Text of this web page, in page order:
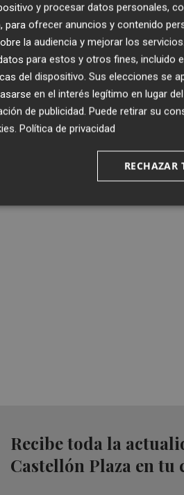
Recibe toda la
Castellón Plaza en tu
y procesar datos personales,
para ofrecer anuncios y contenido
la audiencia y mejorar los servicios.
para estos y otros fines, incluido
del dispositivo. Sus elecciones se
en el interés legítimo en lugar
de publicidad. Puede retirar su
. Política de privacidad
RECHAZAR